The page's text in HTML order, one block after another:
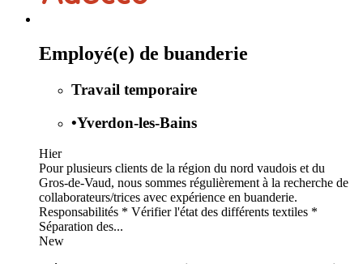
Employé(e) de buanderie
Travail temporaire
•Yverdon-les-Bains
Hier
Pour plusieurs clients de la région du nord vaudois et du
Gros-de-Vaud, nous sommes régulièrement à la recherche de
collaborateurs/trices avec expérience en buanderie.
Responsabilités * Vérifier l'état des différents textiles *
Séparation des...
New